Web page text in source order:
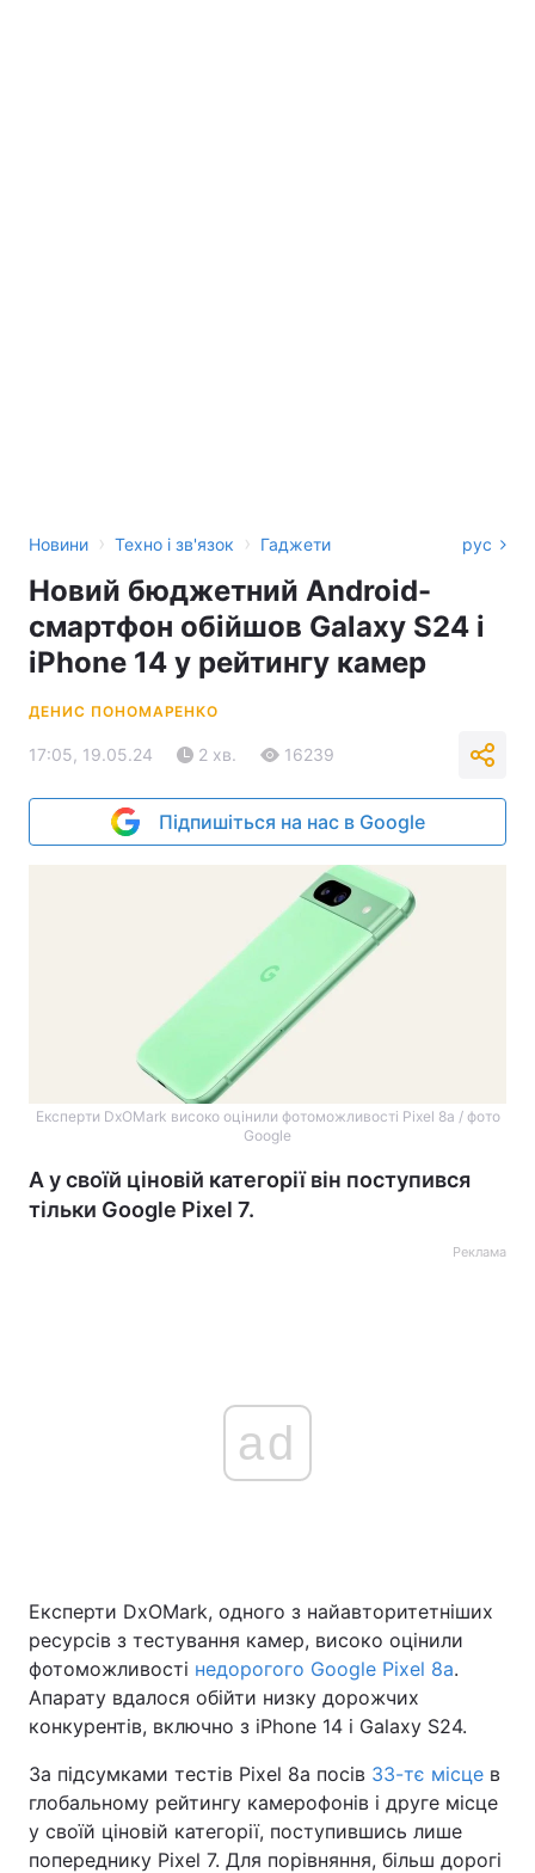
Новини › Техно і зв'язок › Гаджети рус
Новий бюджетний Android-
смартфон обійшов Galaxy S24 і
iPhone 14 у рейтингу камер
ДЕНИС ПОНОМАРЕНКО
17:05, 19.05.24 2 хв. 16239
Підпишіться на нас в Google
Експерти DxOMark високо оцінили фотоможливості Pixel 8a / фото
Google
А у своїй ціновій категорії він поступився
тільки Google Pixel 7.
Реклама
ad
Експерти DxOMark, одного з найавторитетніших
ресурсів з тестування камер, високо оцінили
фотоможливості недорогого Google Pixel 8a.
Апарату вдалося обійти низку дорожчих
конкурентів, включно з iPhone 14 і Galaxy S24.
За підсумками тестів Pixel 8а посів 33-тє місце в
глобальному рейтингу камерофонів і друге місце
у своїй ціновій категорії, поступившись лише
попереднику Pixel 7. Для порівняння, більш дорогі